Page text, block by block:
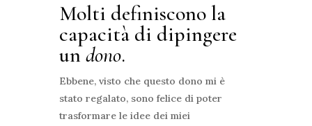
Molti definiscono la
capacità di dipingere
undono.
Ebbene, visto che questo dono mi è
stato regalato, sono felice di poter
trasformare le idee dei miei